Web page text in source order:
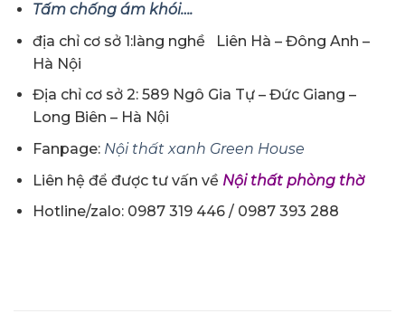
Tấm chống ám khói….
địa chỉ cơ sở 1:làng nghề Liên Hà – Đông Anh –
Hà Nội
Địa chỉ cơ sở 2: 589 Ngô Gia Tự – Đức Giang –
Long Biên – Hà Nội
Fanpage: Nội thất xanh Green House
Liên hệ để được tư vấn về Nội thất phòng thờ
Hotline/zalo: 0987 319 446 / 0987 393 288